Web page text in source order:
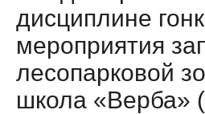
дисциплине
мероприятия
лесопарковой
школа «Верба»